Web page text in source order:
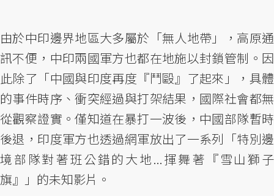
由於中印邊界地區大多屬於「無人地帶」，高原通
訊不便，中印兩國軍方也都在地施以封鎖管制。因
此除了「中國與印度再度『鬥毆』了起來」，具體
的事件時序、衝突經過與打架結果，國際社會都無
從觀察證實。僅知道在暴打一波後，中國部隊暫時
後退，印度軍方也透過網軍放出了一系列「特別邊
境部隊對著班公錯的大地...揮舞著『雪山獅子
旗』」的未知影片。